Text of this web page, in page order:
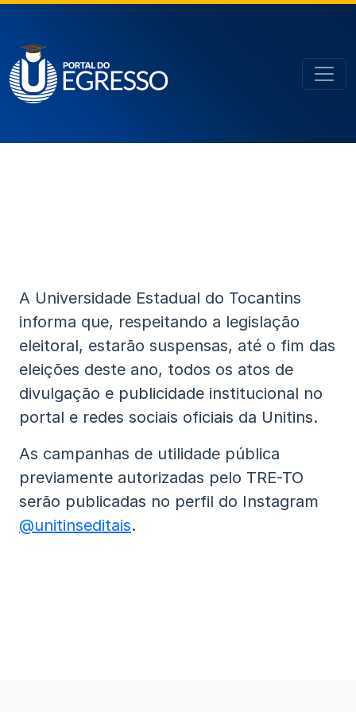
A Universidade Estadual do Tocantins
informa que, respeitando a legislação
eleitoral, estarão suspensas, até o fim das
eleições deste ano, todos os atos de
divulgação e publicidade institucional no
portal e redes sociais oficiais da Unitins.
As campanhas de utilidade pública
previamente autorizadas pelo TRE-TO
serão publicadas no perfil do Instagram
@unitinseditais.